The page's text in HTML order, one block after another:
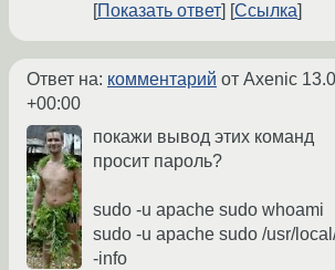
Показать ответ Ссылка
Ответ на: комментарий от Axenic
+00:00
покажи вывод этих команд
просит пароль?
sudo -u apache sudo whoami
sudo -u apache sudo /usr/
-info